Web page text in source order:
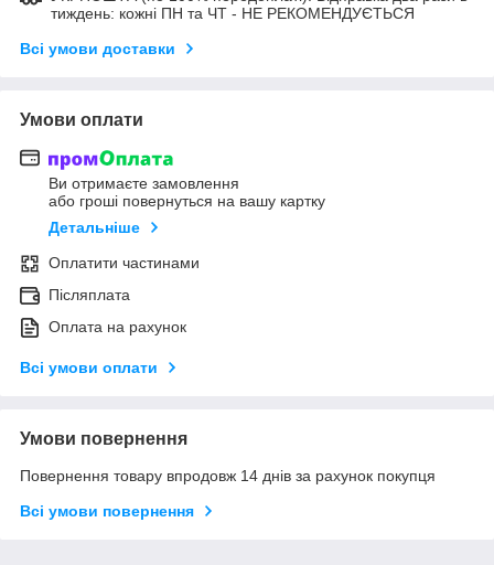
тиждень: кожні ПН та ЧТ - НЕ РЕКОМЕНДУЄТЬСЯ
Всі умови доставки
Умови оплати
Ви отримаєте замовлення
або гроші повернуться на вашу картку
Детальніше
Оплатити частинами
Післяплата
Оплата на рахунок
Всі умови оплати
Умови повернення
Повернення товару впродовж 14 днів за рахунок покупця
Всі умови повернення